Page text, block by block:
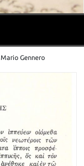
Gennero